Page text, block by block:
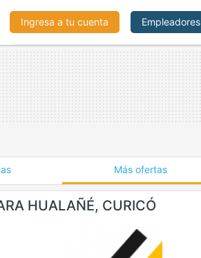
Ingresa a tu cuenta Empleadores
Más ofertas
HUALAÑÉ, CURICÓ